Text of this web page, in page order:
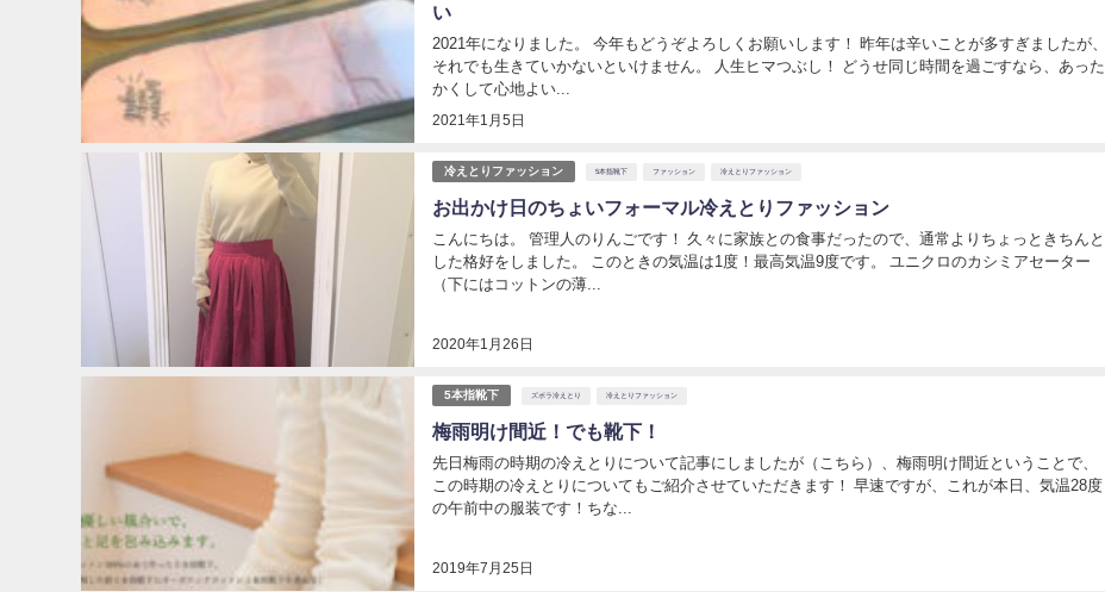
い
2021年1月5日
2021年になりました。 今年もどうぞよろしくお願いします！ 昨年は辛いことが多すぎましたが、
それでも生きていかないといけません。 人生ヒマつぶし！ どうせ同じ時間を過ごすなら、あった
かくして心地よい...
冷えとりファッション 5本指靴下 ファッション 冷えとりファッション
お出かけ日のちょいフォーマル冷えとりファッション
2020年1月26日
こんにちは。 管理人のりんごです！ 久々に家族との食事だったので、通常よりちょっときちんと
した格好をしました。 このときの気温は1度！最高気温9度です。 ユニクロのカシミアセーター
（下にはコットンの薄...
5本指靴下 ズボラ冷えとり 冷えとりファッション
梅雨明け間近！でも靴下！
2019年7月25日
先日梅雨の時期の冷えとりについて記事にしましたが（こちら）、梅雨明け間近ということで、
この時期の冷えとりについてもご紹介させていただきます！ 早速ですが、これが本日、気温28度
の午前中の服装です！ちな...